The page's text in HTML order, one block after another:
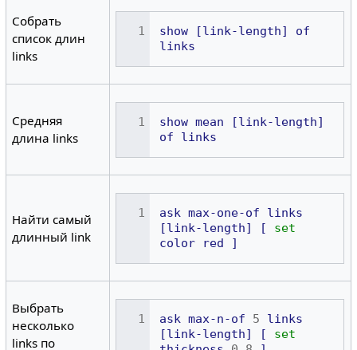
Собрать
список длин
links
show [link-length]
of
links
Средняя
длина links
show mean
[link-length]
of
links
Найти самый
длинный link
ask max-one-of
links
[link-length]
[
set
color
red ]
Выбрать
несколько
links по
ask max-n-of 5
links
[link-length]
[
set